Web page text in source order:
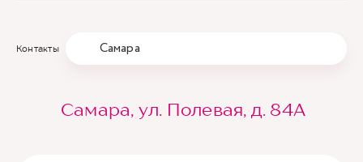
Контакты Самара
Самара, ул. Полевая, д. 84А